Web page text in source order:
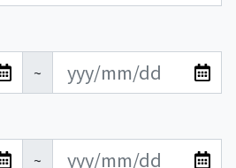
~
~